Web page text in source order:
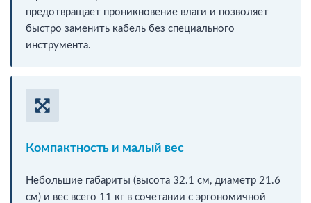
предотвращает проникновение влаги и позволяет
быстро заменить кабель без специального
инструмента.
Компактность и малый вес
Небольшие габариты (высота 32.1 см, диаметр 21.6
см) и вес всего 11 кг в сочетании с эргономичной